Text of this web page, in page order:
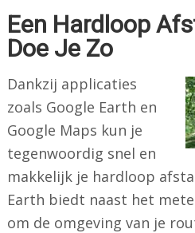
Een Hardloop
Doe Je Zo
Dankzij applicaties
zoals Google Earth en
Google Maps kun je
tegenwoordig snel en
makkelijk je hardloop
Earth biedt naast het
om de omgeving van je